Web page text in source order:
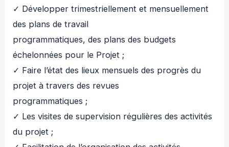
✓ Développer trimestriellement et mensuellement
des plans de travail
programmatiques, des plans des budgets
échelonnées pour le Projet ;
✓ Faire l’état des lieux mensuels des progrès du
projet à travers des revues
programmatiques ;
✓ Les visites de supervision régulières des activités
du projet ;